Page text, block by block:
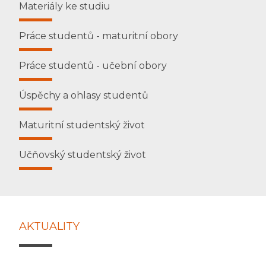
Materiály ke studiu
Práce studentů - maturitní obory
Práce studentů - učební obory
Úspěchy a ohlasy studentů
Maturitní studentský život
Učňovský studentský život
AKTUALITY